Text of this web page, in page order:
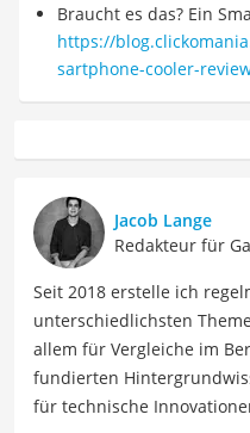
Braucht es das? Ein
https://
sartphone-cooler-
Jacob Lange
Redakteur für
Seit 2018 erstelle ich
unterschiedlichsten
allem für Vergleiche im
fundierten
für technische